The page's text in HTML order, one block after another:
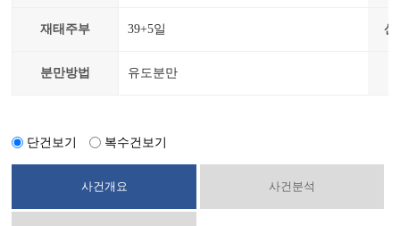
재태주부 39+5일 산
분만방법 유도분만
단건보기 복수건보기
사건개요 사건분석